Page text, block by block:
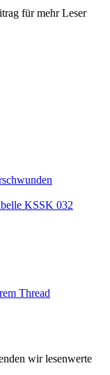
für mehr Leser
KSSK 032
Thread
wir lesenwerte